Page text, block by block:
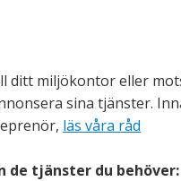
miljökontor eller
sina tjänster.
läs våra råd
tjänster du behöver: